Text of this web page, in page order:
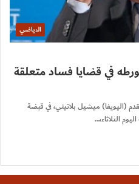
الرياضي
في قضايا فساد متعلقة
(اليويفا) ميشيل بلاتيني، في قبضة
الثلاثاء،…